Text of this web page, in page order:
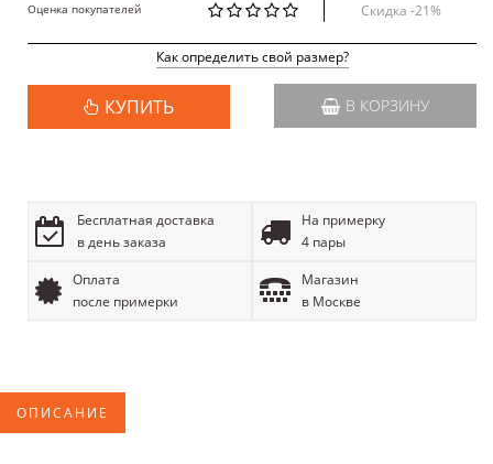
Оценка покупателей
Скидка -21%
Как определить свой размер?
КУПИТЬ В КОРЗИНУ
Бесплатная доставка
в день заказа
На примерку
4 пары
Оплата
после примерки
Магазин
в Москве
ОПИСАНИЕ